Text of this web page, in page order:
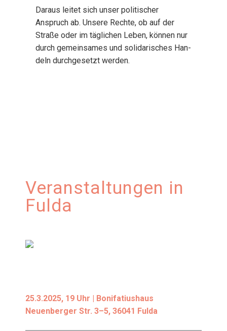
Dar­aus lei­tet sich unser poli­ti­scher
Anspruch ab. Unse­re Rech­te, ob auf der
Stra­ße oder im täg­li­chen Leben, kön­nen nur
durch gemein­sa­mes und soli­da­ri­sches Han­
deln durch­ge­setzt wer­den.
Veranstaltungen in
Fulda
25.3.2025, 19 Uhr | Boni­fa­ti­us­haus
Neu­en­ber­ger Str. 3–5, 36041 Ful­da